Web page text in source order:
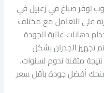
توفر صباغ في زعبيل في
على التعامل مع مختلف
دهانات عالية الجودة
تجهيز الجدران بشكل
متقنة تدوم لسنوات.
أفضل جودة بأقل سعر